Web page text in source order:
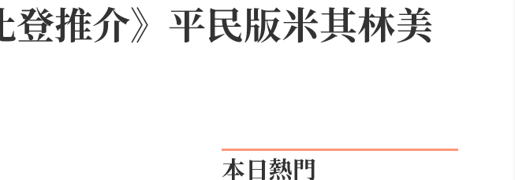
登推介》平民版米其林美
本日熱門